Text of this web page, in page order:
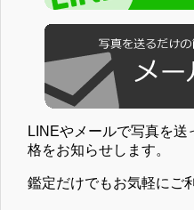
LINEやメールで写真を
格をお知らせします。
鑑定だけでもお気軽にご